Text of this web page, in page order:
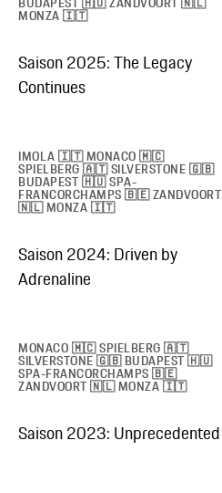
MONZA 🇮🇹
Saison 2025: The Legacy
Continues
IMOLA 🇮🇹 MONACO 🇲🇨
SPIELBERG 🇦🇹 SILVERSTONE 🇬🇧
BUDAPEST 🇭🇺 SPA-
FRANCORCHAMPS 🇧🇪 ZANDVOORT
🇳🇱 MONZA 🇮🇹
Saison 2024: Driven by
Adrenaline
MONACO 🇲🇨 SPIELBERG 🇦🇹
SILVERSTONE 🇬🇧 BUDAPEST 🇭🇺
SPA-FRANCORCHAMPS 🇧🇪
ZANDVOORT 🇳🇱 MONZA 🇮🇹
Saison 2023: Unprecedented